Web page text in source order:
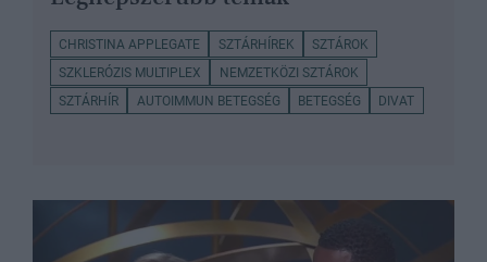
CHRISTINA APPLEGATE SZTÁRHÍREK
SZTÁROK
SZKLERÓZIS MULTIPLEX
NEMZETKÖZI SZTÁROK
SZTÁRHÍR
AUTOIMMUN BETEGSÉG BETEGSÉG DIVAT